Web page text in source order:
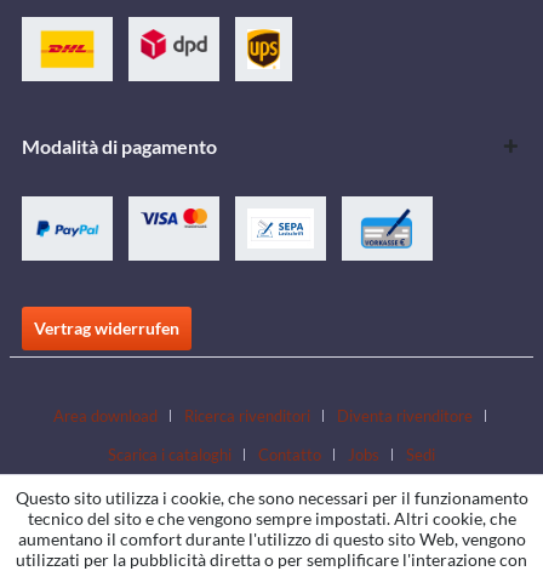
Modalità di pagamento
Vertrag widerrufen
Area download Ricerca rivenditori
Diventa rivenditore
Scarica i cataloghi
Contatto Jobs Sedi
Questo sito utilizza i cookie, che sono necessari per il funzionamento
tecnico del sito e che vengono sempre impostati. Altri cookie, che
aumentano il comfort durante l'utilizzo di questo sito Web, vengono
utilizzati per la pubblicità diretta o per semplificare l'interazione con